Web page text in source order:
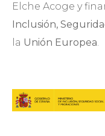
Elche Acoge y
Inclusión,
la Unión Europea.